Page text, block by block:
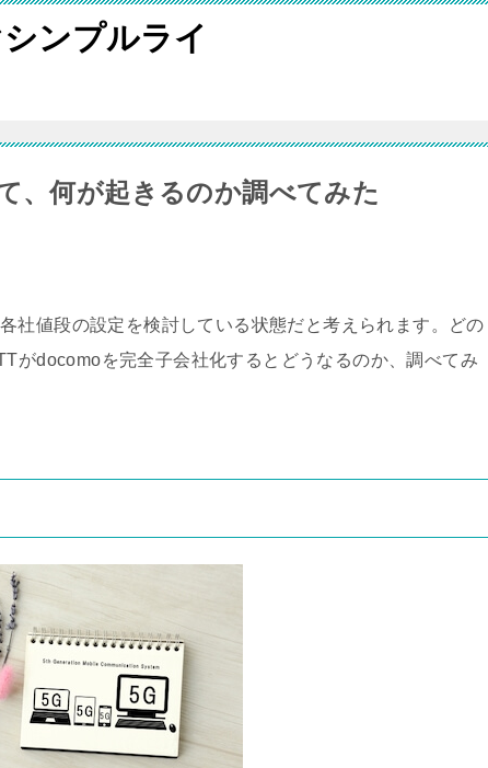
ンプルライ
、何が起きるのか調べてみた
社値段の設定を検討している状態だと考えられます。どの
がdocomoを完全子会社化するとどうなるのか、調べてみ